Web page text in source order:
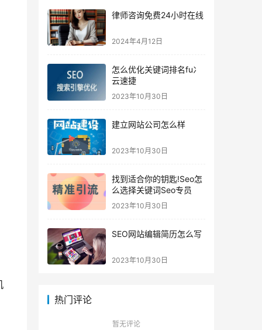
律师咨询免费24小时在线
2024年4月12日
怎么优化关键词排名fu冫
云速捷
2023年10月30日
建立网站公司怎么样
2023年10月30日
找到适合你的钥匙!Seo怎
么选择关键词Seo专员
2023年10月30日
SEO网站编辑简历怎么写
2023年10月30日
热门评论
暂无评论